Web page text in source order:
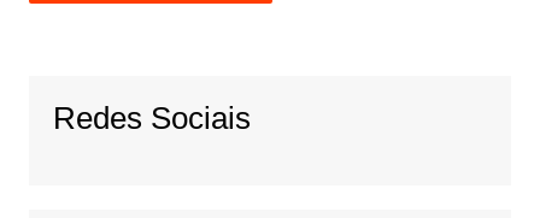
Redes Sociais